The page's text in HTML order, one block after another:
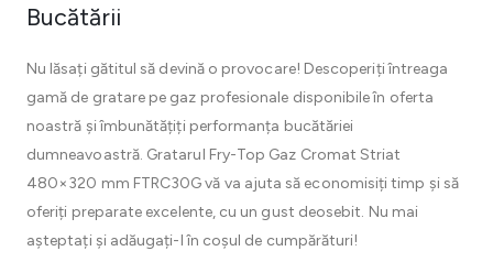
Bucătării
Nu lăsați gătitul să devină o provocare! Descoperiți întreaga
gamă de gratare pe gaz profesionale disponibile în oferta
noastră și îmbunătățiți performanța bucătăriei
dumneavoastră. Gratarul Fry-Top Gaz Cromat Striat
480×320 mm FTRC30G vă va ajuta să economisiți timp și să
oferiți preparate excelente, cu un gust deosebit. Nu mai
așteptați și adăugați-l în coșul de cumpărături!